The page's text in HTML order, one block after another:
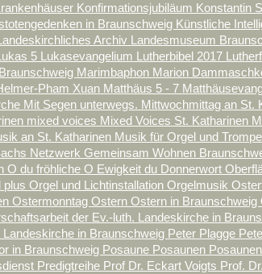
Konfirmationsjubiläum Konstantin
in Braunschweig Künstliche
Archiv Landesmuseum
5 Lukasevangelium Lutherbibel 2017
Marimbaphon Marion
Pham Xuan Matthäus 5 - 7
Mit Segen unterwegs. Mittwochmittag an St.
mixed voices Mixed Voices St. Katharinen
an St. Katharinen Musik für Orgel und
Netzwerk Gemeinsam Wohnen
O du fröhliche O Ewigkeit du Donnerwort
plus Orgel und Lichtinstallation Orgelmusik
Ostermonntag Ostern Ostern in Braunschweig
der Ev.-luth. Landeskirche in
in Braunschweig Peter Plagge
in Braunschweig Posaune Posaunen
Predigtreihe Prof Dr. Eckart Voigts Prof.